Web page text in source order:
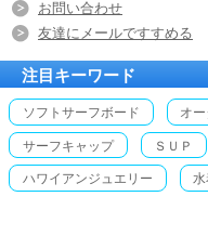
お問い合わせ
友達にメールですすめる
注目キーワード
ソフトサーフボード オ
サーフキャップ ＳＵＰ
ハワイアンジュエリー